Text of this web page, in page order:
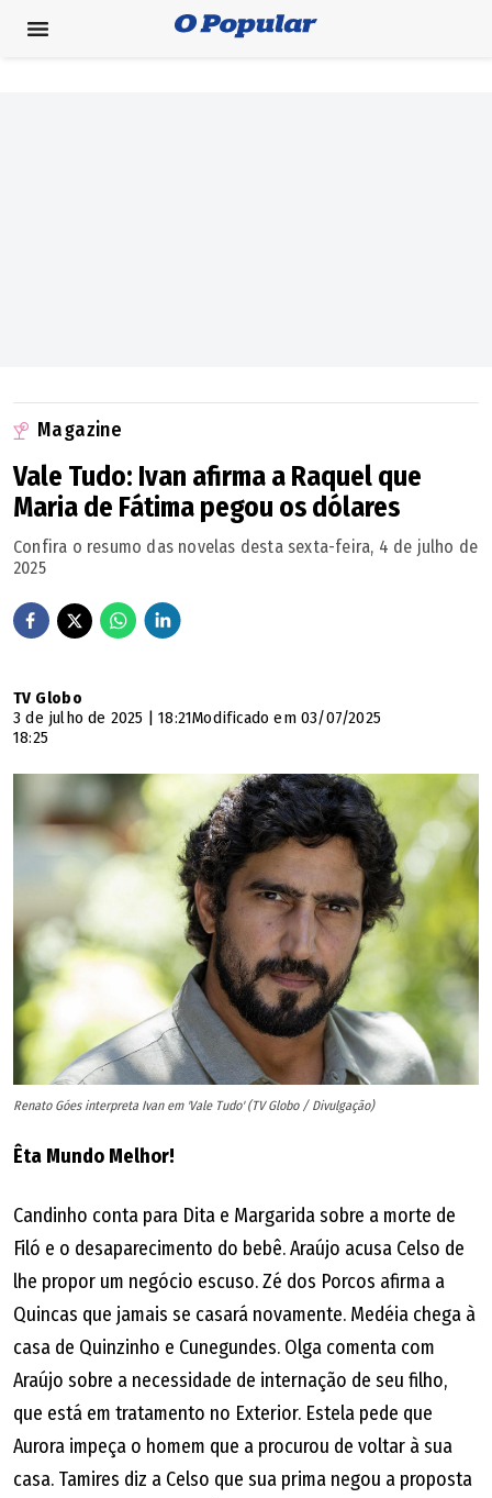
Magazine
Vale Tudo: Ivan afirma a Raquel que
Maria de Fátima pegou os dólares
Confira o resumo das novelas desta sexta-feira, 4 de julho de
2025
TV Globo
3 de julho de 2025 | 18:21Modificado em 03/07/2025
18:25
Renato Góes interpreta Ivan em 'Vale Tudo' (TV Globo / Divulgação)
Êta Mundo Melhor!
Candinho conta para Dita e Margarida sobre a morte de
Filó e o desaparecimento do bebê. Araújo acusa Celso de
lhe propor um negócio escuso. Zé dos Porcos afirma a
Quincas que jamais se casará novamente. Medéia chega à
casa de Quinzinho e Cunegundes. Olga comenta com
Araújo sobre a necessidade de internação de seu filho,
que está em tratamento no Exterior. Estela pede que
Aurora impeça o homem que a procurou de voltar à sua
casa. Tamires diz a Celso que sua prima negou a proposta